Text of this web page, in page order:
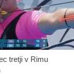
tretji v Rimu